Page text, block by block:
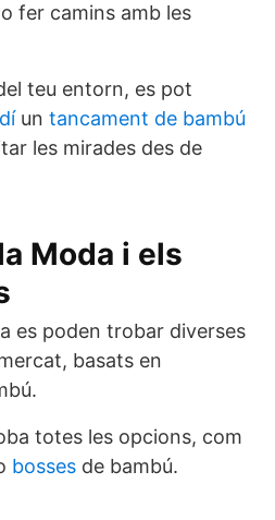
fer camins amb les
teu entorn, es pot
un tancament de bambú
les mirades des de
Moda i els
es poden trobar diverses
basats en
totes les opcions, com
bosses de bambú.